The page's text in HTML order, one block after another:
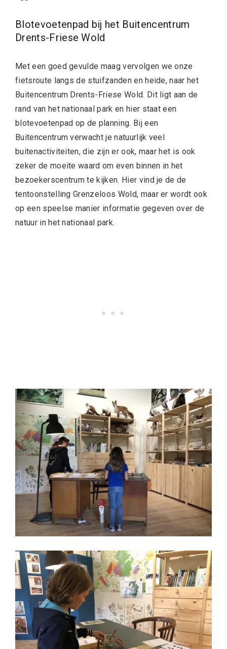
Blotevoetenpad bij het Buitencentrum
Drents-Friese Wold
Met een goed gevulde maag vervolgen we onze
fietsroute langs de stuifzanden en heide, naar het
Buitencentrum Drents-Friese Wold. Dit ligt aan de
rand van het nationaal park en hier staat een
blotevoetenpad op de planning. Bij een
Buitencentrum verwacht je natuurlijk veel
buitenactiviteiten, die zijn er ook, maar het is ook
zeker de moeite waard om even binnen in het
bezoekerscentrum te kijken. Hier vind je de de
tentoonstelling Grenzeloos Wold, maar er wordt ook
op een speelse manier informatie gegeven over de
natuur in het nationaal park.